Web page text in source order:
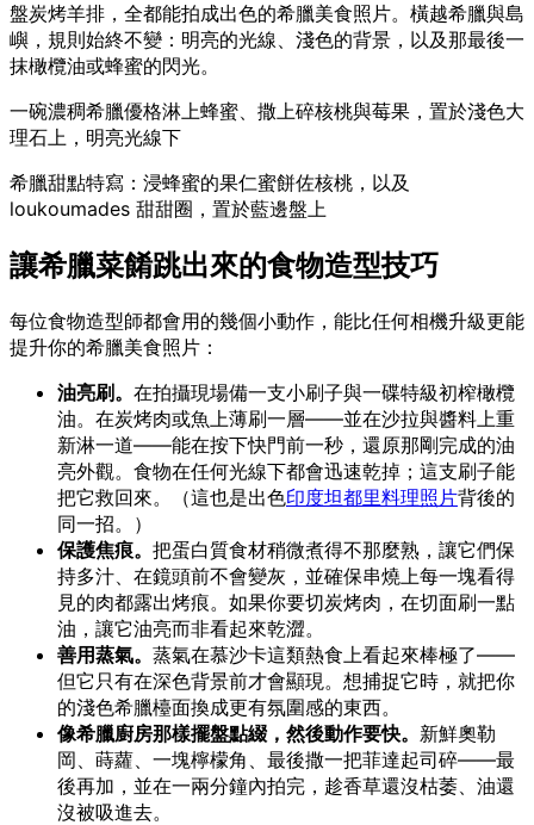
盤炭烤羊排，全都能拍成出色的希臘美食照片。橫越希臘與島
嶼，規則始終不變：明亮的光線、淺色的背景，以及那最後一
抹橄欖油或蜂蜜的閃光。
一碗濃稠希臘優格淋上蜂蜜、撒上碎核桃與莓果，置於淺色大
理石上，明亮光線下
希臘甜點特寫：浸蜂蜜的果仁蜜餅佐核桃，以及
loukoumades 甜甜圈，置於藍邊盤上
讓希臘菜餚跳出來的食物造型技巧
每位食物造型師都會用的幾個小動作，能比任何相機升級更能
提升你的希臘美食照片：
油亮刷。 在拍攝現場備一支小刷子與一碟特級初榨橄欖
油。在炭烤肉或魚上薄刷一層——並在沙拉與醬料上重
新淋一道——能在按下快門前一秒，還原那剛完成的油
亮外觀。食物在任何光線下都會迅速乾掉；這支刷子能
把它救回來。（這也是出色印度坦都里料理照片背後的
同一招。）
保護焦痕。 把蛋白質食材稍微煮得不那麼熟，讓它們保
持多汁、在鏡頭前不會變灰，並確保串燒上每一塊看得
見的肉都露出烤痕。如果你要切炭烤肉，在切面刷一點
油，讓它油亮而非看起來乾澀。
善用蒸氣。 蒸氣在慕沙卡這類熱食上看起來棒極了——
但它只有在深色背景前才會顯現。想捕捉它時，就把你
的淺色希臘檯面換成更有氛圍感的東西。
像希臘廚房那樣擺盤點綴，然後動作要快。 新鮮奧勒
岡、蒔蘿、一塊檸檬角、最後撒一把菲達起司碎——最
後再加，並在一兩分鐘內拍完，趁香草還沒枯萎、油還
沒被吸進去。